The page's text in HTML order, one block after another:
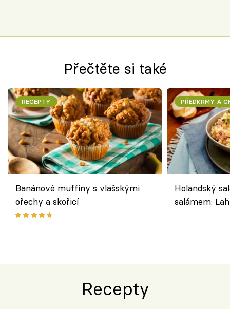
Přečtěte si také
RECEPTY
Banánové muffiny s vlašskými
ořechy a skořicí
PŘEDKRMY A
Holandský
salámem:
Recepty